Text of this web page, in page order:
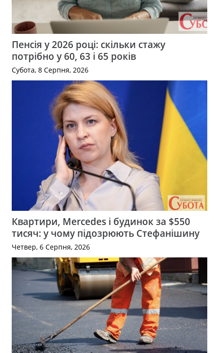
Пенсія у 2026 році: скільки стажу
потрібно у 60, 63 і 65 років
Субота, 8 Серпня, 2026
Квартири, Mercedes і будинок за $550
тисяч: у чому підозрюють Стефанішину
Четвер, 6 Серпня, 2026